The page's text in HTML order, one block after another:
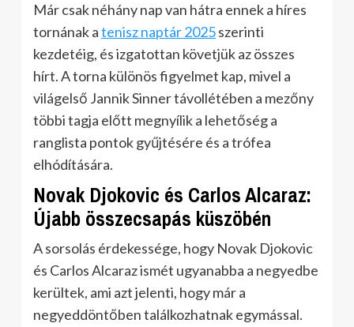
Már csak néhány nap van hátra ennek a híres
tornának atenisz naptár 2025szerinti
kezdetéig, és izgatottan követjük az összes
hírt.A torna különös figyelmet kap, mivel a
világelső Jannik Sinner távollétében a mezőny
többi tagja előtt megnyílik a lehetőség a
ranglista pontok gyűjtésére és a trófea
elhódítására.
Novak Djokovic és Carlos Alcaraz:
Újabb összecsapás küszöbén
A sorsolás érdekessége, hogy Novak Djokovic
és Carlos Alcaraz ismét ugyanabba a negyedbe
kerültek, ami azt jelenti, hogy már a
negyeddöntőben találkozhatnak egymással.